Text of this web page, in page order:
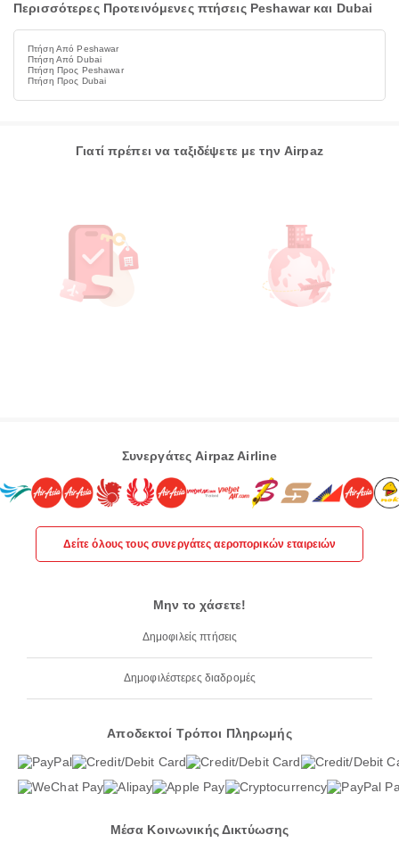
Περισσότερες Προτεινόμενες πτήσεις Peshawar και Dubai
Πτήση Από Peshawar
Πτήση Από Dubai
Πτήση Προς Peshawar
Πτήση Προς Dubai
Γιατί πρέπει να ταξιδέψετε με την Airpaz
Συνεργάτες Airpaz Airline
Δείτε όλους τους συνεργάτες αεροπορικών εταιρειών
Μην το χάσετε!
Δημοφιλείς πτήσεις
Δημοφιλέστερες διαδρομές
Αποδεκτοί Τρόποι Πληρωμής
Μέσα Κοινωνικής Δικτύωσης